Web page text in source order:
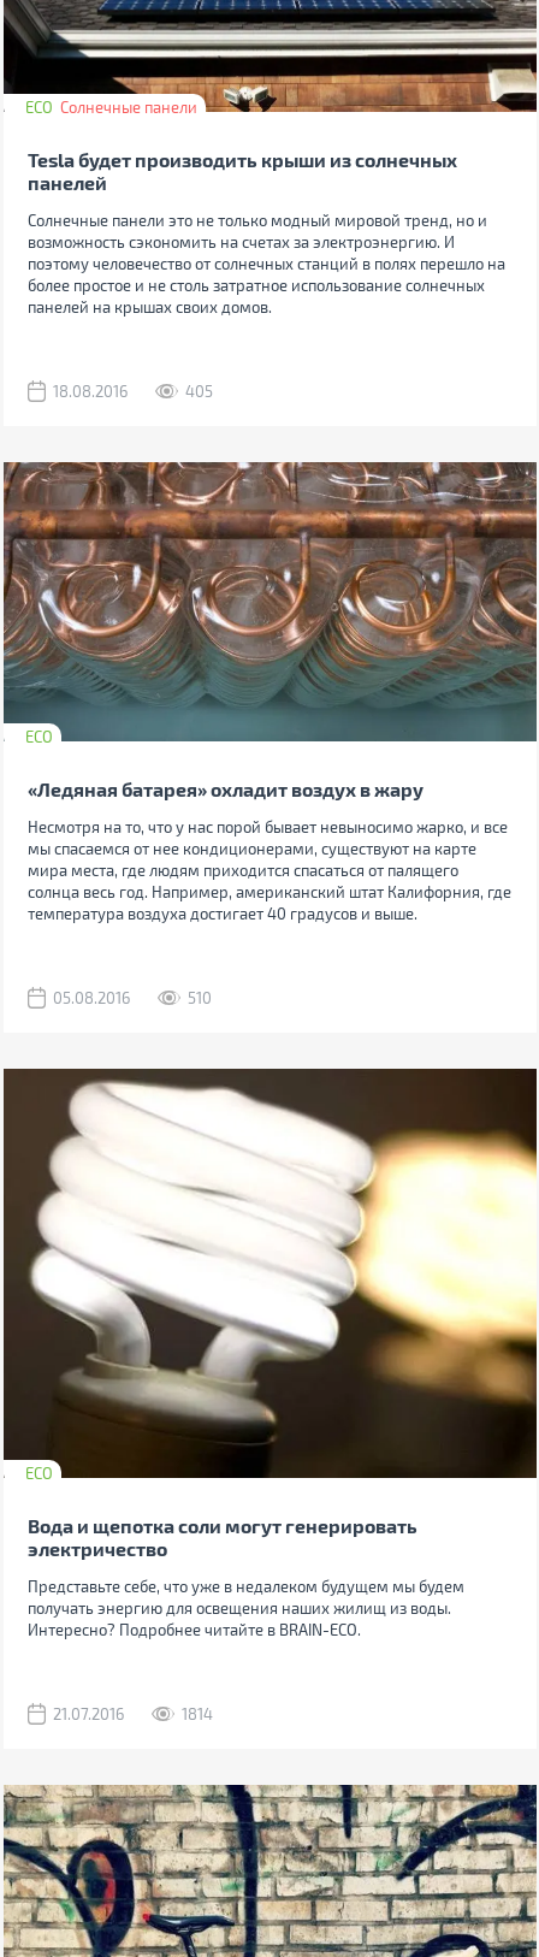
ECO Солнечные панели
Tesla будет производить крыши из солнечных
панелей
Солнечные панели это не только модный мировой тренд, но и
возможность сэкономить на счетах за электроэнергию. И
поэтому человечество от солнечных станций в полях перешло на
более простое и не столь затратное использование солнечных
панелей на крышах своих домов.
18.08.2016 405
ECO
«Ледяная батарея» охладит воздух в жару
Несмотря на то, что у нас порой бывает невыносимо жарко, и все
мы спасаемся от нее кондиционерами, существуют на карте
мира места, где людям приходится спасаться от палящего
солнца весь год. Например, американский штат Калифорния, где
температура воздуха достигает 40 градусов и выше.
05.08.2016 510
ECO
Вода и щепотка соли могут генерировать
электричество
Представьте себе, что уже в недалеком будущем мы будем
получать энергию для освещения наших жилищ из воды.
Интересно? Подробнее читайте в BRAIN-ECO.
21.07.2016 1814